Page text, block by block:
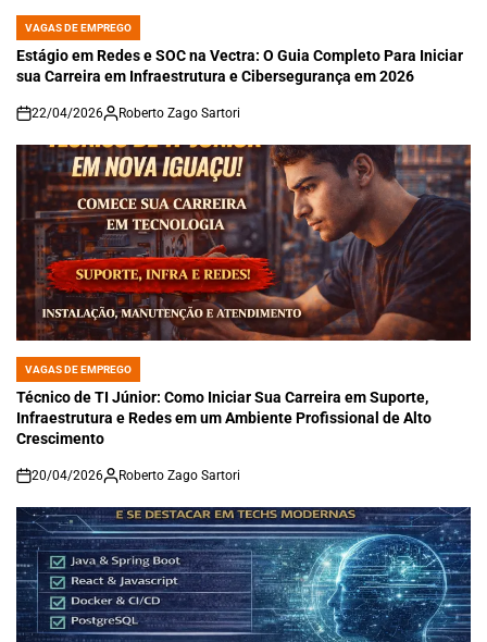
POSTED
IN
VAGAS DE EMPREGO
Estágio em Redes e SOC na Vectra: O Guia Completo Para Iniciar
sua Carreira em Infraestrutura e Cibersegurança em 2026
on
22/04/2026 Roberto Zago Sartori
POSTED
IN
VAGAS DE EMPREGO
Técnico de TI Júnior: Como Iniciar Sua Carreira em Suporte,
Infraestrutura e Redes em um Ambiente Profissional de Alto
Crescimento
on
20/04/2026 Roberto Zago Sartori